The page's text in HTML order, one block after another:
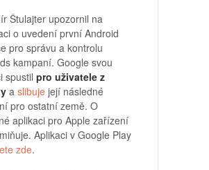
Štulajter upozornil na
o uvedení první Android
pro správu a kontrolu
kampaní. Google svou
spustil pro uživatele z
a slibuje její následné
pro ostatní země. O
aplikaci pro Apple zařízení
Aplikaci v Google Play
zde.